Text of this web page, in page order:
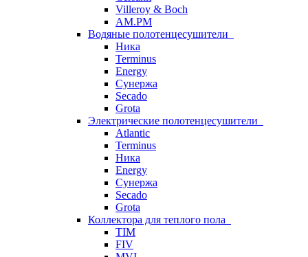
Villeroy & Boch
AM.PM
Водяные полотенцесушители
Ника
Terminus
Energy
Сунержа
Secado
Grota
Электрические полотенцесушители
Atlantic
Terminus
Ника
Energy
Сунержа
Secado
Grota
Коллектора для теплого пола
TIM
FIV